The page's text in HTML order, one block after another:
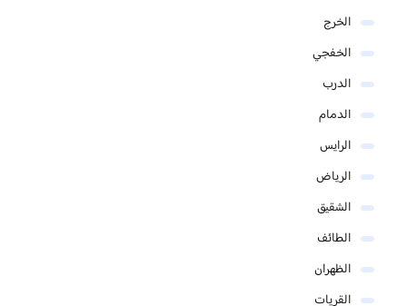
الخرج
الخفجي
الدرب
الدمام
الرايس
الرياض
الشقيق
الطائف
الظهران
القريات